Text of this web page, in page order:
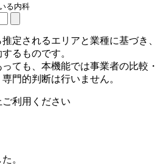
る内科
定されるエリアと業種に基づき、
るものです。
ても、本機能では事業者の比較・
門的判断は行いません。
利用ください
。